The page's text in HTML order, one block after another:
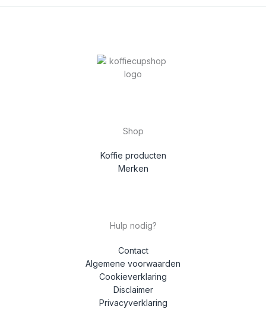
Shop
Koffie producten
Merken
Hulp nodig?
Contact
Algemene voorwaarden
Cookieverklaring
Disclaimer
Privacyverklaring